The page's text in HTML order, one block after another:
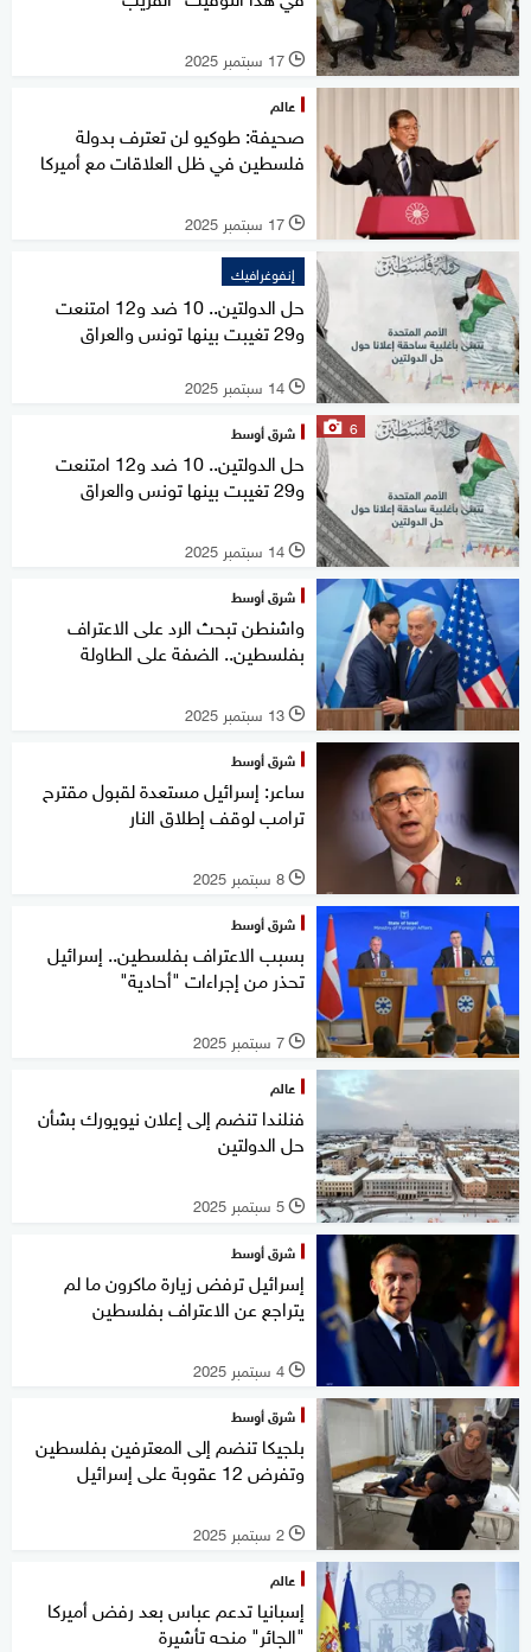
l 17 سبتمبر 2025
عالم
صحيفة: طوكيو لن تعترف بدولة
فلسطين في ظل العلاقات مع أميركا
l 17 سبتمبر 2025
إنفوغرافيك
حل الدولتين.. 10 ضد و12 امتنعت
و29 تغيبت بينها تونس والعراق
l 14 سبتمبر 2025
6 شرق أوسط
حل الدولتين.. 10 ضد و12 امتنعت
و29 تغيبت بينها تونس والعراق
l 14 سبتمبر 2025
شرق أوسط
واشنطن تبحث الرد على الاعتراف
بفلسطين.. الضفة على الطاولة
l 13 سبتمبر 2025
شرق أوسط
ساعر: إسرائيل مستعدة لقبول مقترح
ترامب لوقف إطلاق النار
l 8 سبتمبر 2025
شرق أوسط
بسبب الاعتراف بفلسطين.. إسرائيل
تحذر من إجراءات "أحادية"
l 7 سبتمبر 2025
عالم
فنلندا تنضم إلى إعلان نيويورك بشأن
حل الدولتين
l 5 سبتمبر 2025
شرق أوسط
إسرائيل ترفض زيارة ماكرون ما لم
يتراجع عن الاعتراف بفلسطين
l 4 سبتمبر 2025
شرق أوسط
بلجيكا تنضم إلى المعترفين بفلسطين
وتفرض 12 عقوبة على إسرائيل
l 2 سبتمبر 2025
عالم
إسبانيا تدعم عباس بعد رفض أميركا
"الجائر" منحه تأشيرة